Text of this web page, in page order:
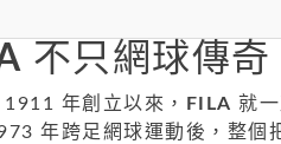
不只網球傳
年創立以來， FILA 就
年跨足網球運動後，整個